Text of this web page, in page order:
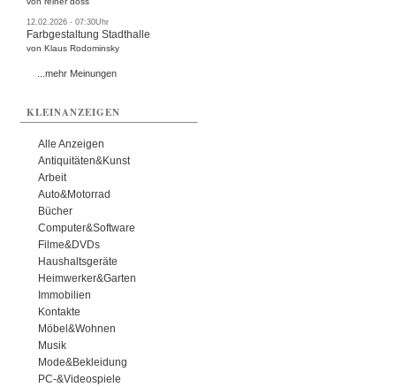
12.02.2026 - 07:30Uhr
Farbgestaltung Stadthalle
von Klaus Rodominsky
...mehr Meinungen
KLEINANZEIGEN
Alle Anzeigen
Antiquitäten&Kunst
Arbeit
Auto&Motorrad
Bücher
Computer&Software
Filme&DVDs
Haushaltsgeräte
Heimwerker&Garten
Immobilien
Kontakte
Möbel&Wohnen
Musik
Mode&Bekleidung
PC-&Videospiele